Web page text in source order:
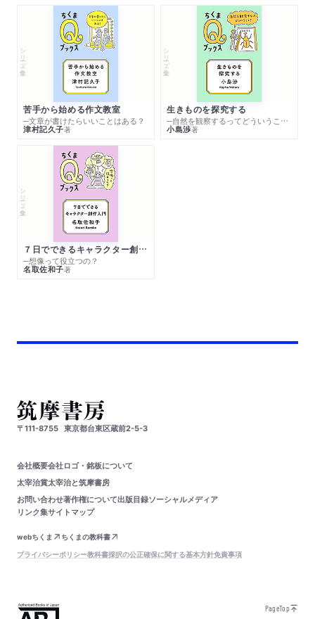
シリーズ・全集
苦手から始める作文教室
─文章が書けたらいいことはある？
津村記久子著
シリーズ・全集
生きものを探究する
─自然を観察するってどういうこと？
小島渉著
シリーズ・全集
７日でできるキャラクター創作入門
─想像って役立つの？
名取佐和子著
〒111-8755 東京都台東区蔵前2-5-3
会社概要会社ロゴ・銘板について
太宰治賞太宰治と筑摩書房
お問い合わせ著作権について出版目録ソーシャルメディア
リンク集サイトマップ
webちくま
ちくまの教科書
プライバシーポリシー教科書採択の公正確保に関する基本方針免責事項
PageTop